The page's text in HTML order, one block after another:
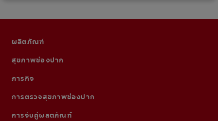
ผลิตภัณฑ์
สุขภาพช่องปาก
ภารกิจ
การตรวจสุขภาพช่องปาก
การจับคู่ผลิตภัณฑ์